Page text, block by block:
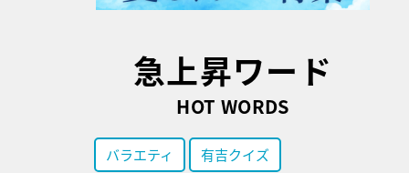
急上昇ワード
HOT WORDS
バラエティ 有吉クイズ